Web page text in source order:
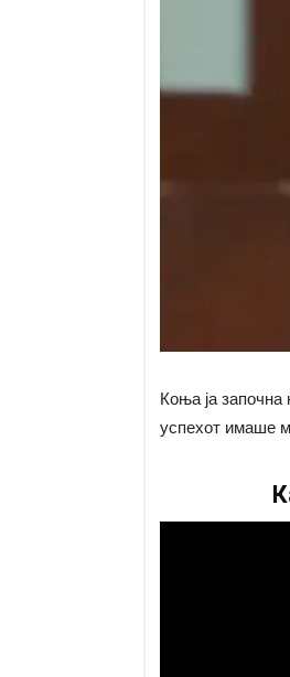
Коња ја
успехот имаше